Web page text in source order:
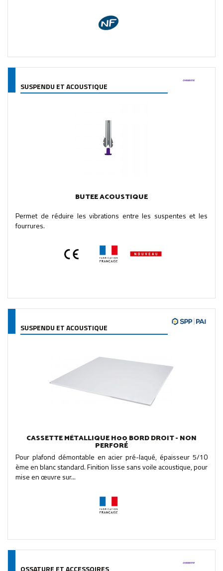
SUSPENDU ET ACOUSTIQUE
BUTEE ACOUSTIQUE
Permet de réduire les vibrations entre les suspentes et les
fourrures.
SUSPENDU ET ACOUSTIQUE
CASSETTE MÉTALLIQUE H00 BORD DROIT - NON
PERFORÉ
Pour plafond démontable en acier pré-laqué, épaisseur 5/10
ème en blanc standard. Finition lisse sans voile acoustique, pour
mise en œuvre sur...
OSSATURE ET ACCESSOIRES